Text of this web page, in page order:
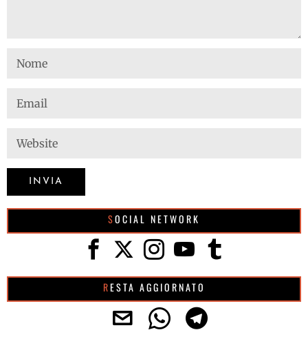
SOCIAL NETWORK
RESTA AGGIORNATO